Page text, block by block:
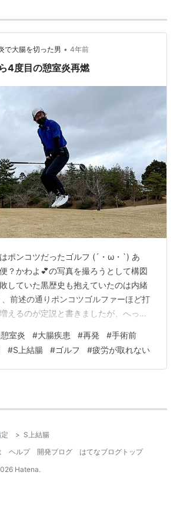
で大腸を切った男 • 4年前
4度目の憩室炎再燃
ポンコツだったゴルフ (´・ω・`) あ
？かわよ💕の写真を撮ろうとして構図
していた黒歴史も抱えていたのは内緒
前述の通りポンコツゴルファーほど打
えるのが定説と書きましたが、へっと
を襲いました 経験上、憩室炎の再燃4
作的症状が訪れます 病院に行けば血液
っかかり「即入院判断→絶食治療」間
手すれば緊急オペの可能性もあったの
した 「…
室炎 #大腸疾患 #再発 #手術前
#S上結腸 #ゴルフ #疲労が取れない
> S上結腸
ヘルプ 開発ブログ
はてなブログトップ
Hatena.